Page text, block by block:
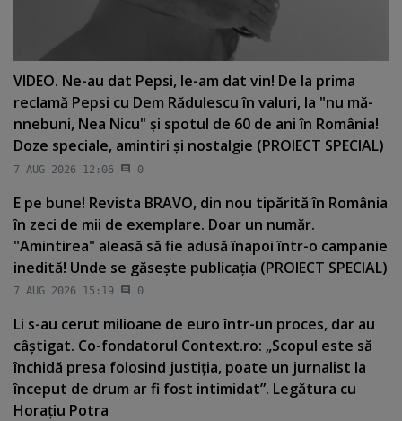
VIDEO. Ne-au dat Pepsi, le-am dat vin! De la prima
reclamă Pepsi cu Dem Rădulescu în valuri, la "nu mă-
nnebuni, Nea Nicu" şi spotul de 60 de ani în România!
Doze speciale, amintiri şi nostalgie (PROIECT SPECIAL)
7 AUG 2026 12:06 0
E pe bune! Revista BRAVO, din nou tipărită în România
în zeci de mii de exemplare. Doar un număr.
"Amintirea" aleasă să fie adusă înapoi într-o campanie
inedită! Unde se găseşte publicaţia (PROIECT SPECIAL)
7 AUG 2026 15:19 0
Li s-au cerut milioane de euro într-un proces, dar au
câştigat. Co-fondatorul Context.ro: „Scopul este să
închidă presa folosind justiţia, poate un jurnalist la
început de drum ar fi fost intimidat”. Legătura cu
Horaţiu Potra